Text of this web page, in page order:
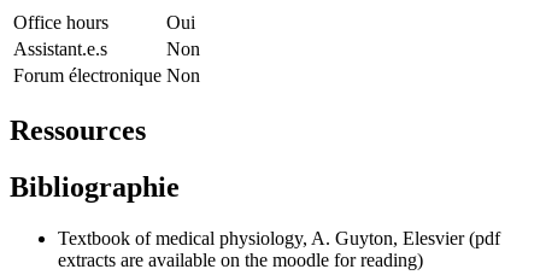
Office hours
Oui
Assistant.e.s
Non
Forum électronique Non
Ressources
Bibliographie
Textbook of medical physiology, A. Guyton, Elesvier (pdf
extracts are available on the moodle for reading)